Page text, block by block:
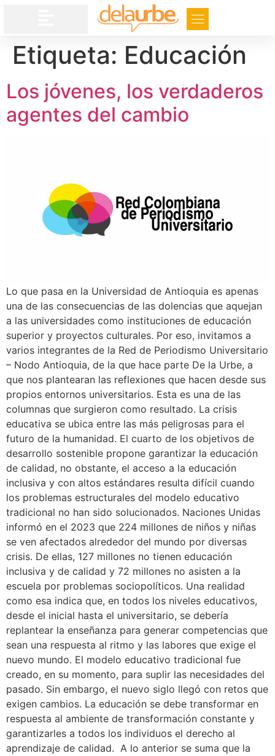
Etiqueta: Educación
Los jóvenes, los verdaderos
agentes del cambio
Lo que pasa en la Universidad de Antioquia es apenas
una de las consecuencias de las dolencias que aquejan
a las universidades como instituciones de educación
superior y proyectos culturales. Por eso, invitamos a
varios integrantes de la Red de Periodismo Universitario
– Nodo Antioquia, de la que hace parte De la Urbe, a
que nos plantearan las reflexiones que hacen desde sus
propios entornos universitarios. Esta es una de las
columnas que surgieron como resultado. La crisis
educativa se ubica entre las más peligrosas para el
futuro de la humanidad. El cuarto de los objetivos de
desarrollo sostenible propone garantizar la educación
de calidad, no obstante, el acceso a la educación
inclusiva y con altos estándares resulta difícil cuando
los problemas estructurales del modelo educativo
tradicional no han sido solucionados. Naciones Unidas
informó en el 2023 que 224 millones de niños y niñas
se ven afectados alrededor del mundo por diversas
crisis. De ellas, 127 millones no tienen educación
inclusiva y de calidad y 72 millones no asisten a la
escuela por problemas sociopolíticos. Una realidad
como esa indica que, en todos los niveles educativos,
desde el inicial hasta el universitario, se debería
replantear la enseñanza para generar competencias que
sean una respuesta al ritmo y las labores que exige el
nuevo mundo. El modelo educativo tradicional fue
creado, en su momento, para suplir las necesidades del
pasado. Sin embargo, el nuevo siglo llegó con retos que
exigen cambios. La educación se debe transformar en
respuesta al ambiente de transformación constante y
garantizarles a todos los individuos el derecho al
aprendizaje de calidad. A lo anterior se suma que la